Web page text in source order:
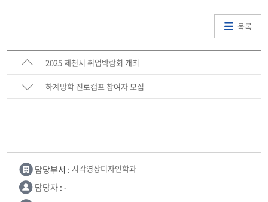
목록
2025 제천시 취업박람회 개최
하계방학 진로캠프 참여자 모집
담당부서 : 시각영상디자인학과
담당자 : -